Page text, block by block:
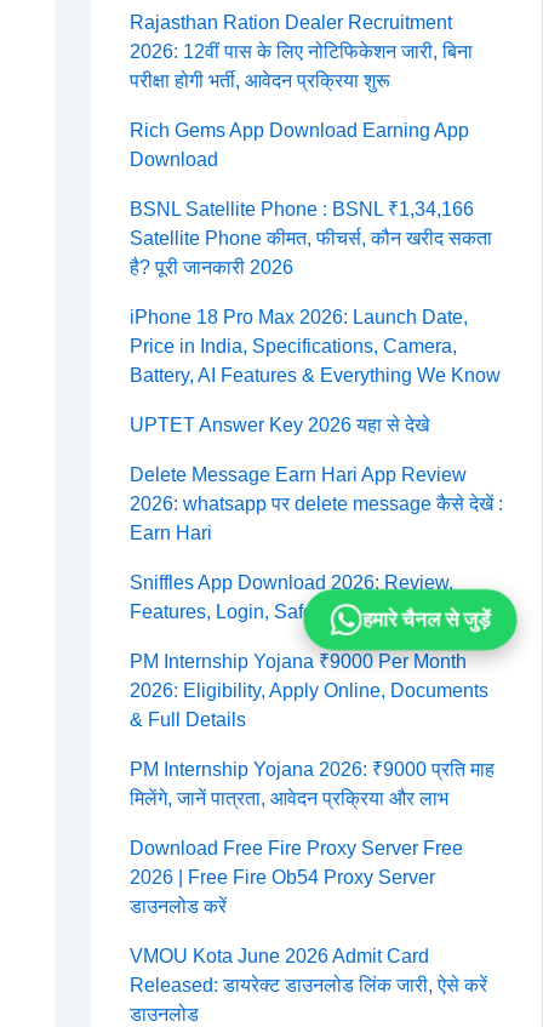
Rajasthan Ration Dealer Recruitment
2026: 12वीं पास के लिए नोटिफिकेशन जारी, बिना
परीक्षा होगी भर्ती, आवेदन प्रक्रिया शुरू
Rich Gems App Download Earning App
Download
BSNL Satellite Phone : BSNL ₹1,34,166
Satellite Phone कीमत, फीचर्स, कौन खरीद सकता
है? पूरी जानकारी 2026
iPhone 18 Pro Max 2026: Launch Date,
Price in India, Specifications, Camera,
Battery, AI Features & Everything We Know
UPTET Answer Key 2026 यहा से देखे
Delete Message Earn Hari App Review
2026: whatsapp पर delete message कैसे देखें :
Earn Hari
Sniffles App Download 2026: Review,
Features, Login, Safety & Complete Guide
PM Internship Yojana ₹9000 Per Month
2026: Eligibility, Apply Online, Documents
& Full Details
PM Internship Yojana 2026: ₹9000 प्रति माह
मिलेंगे, जानें पात्रता, आवेदन प्रक्रिया और लाभ
Download Free Fire Proxy Server Free
2026 | Free Fire Ob54 Proxy Server
डाउनलोड करें
VMOU Kota June 2026 Admit Card
Released: डायरेक्ट डाउनलोड लिंक जारी, ऐसे करें
डाउनलोड
हमारे चैनल से जुड़ें